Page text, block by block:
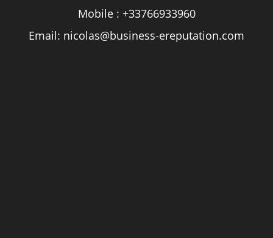
Mobile : +33766933960
Email: nicolas@business-ereputation.com